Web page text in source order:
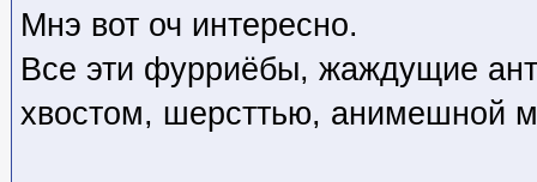
Мнэ вот оч интересно.
Все эти фурриёбы, жаждущие
хвостом, шерсттью, анимешной